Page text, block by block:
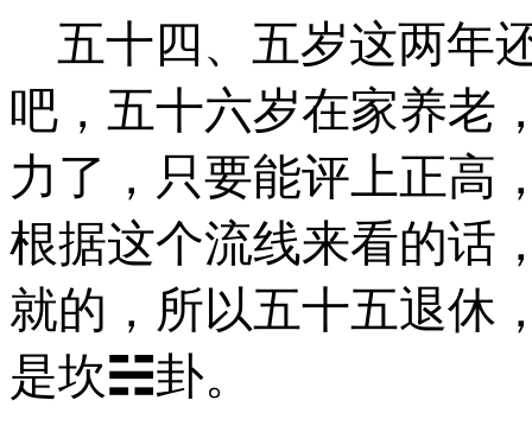
五十四、五岁这两年
吧，五十六岁在家养老
力了，只要能评上正高
根据这个流线来看的话
就的，所以五十五退休
是坎☵卦。